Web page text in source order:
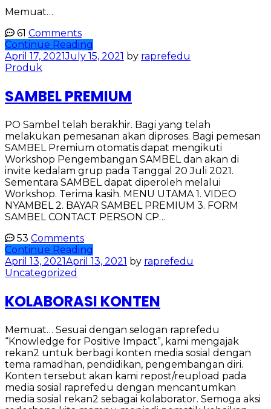
Memuat…
61 Comments
Continue Reading
April 17, 2021July 15, 2021 by raprefedu
Produk
SAMBEL PREMIUM
PO Sambel telah berakhir. Bagi yang telah
melakukan pemesanan akan diproses. Bagi pemesan
SAMBEL Premium otomatis dapat mengikuti
Workshop Pengembangan SAMBEL dan akan di
invite kedalam grup pada Tanggal 20 Juli 2021.
Sementara SAMBEL dapat diperoleh melalui
Workshop. Terima kasih. MENU UTAMA 1. VIDEO
NYAMBEL 2. BAYAR SAMBEL PREMIUM 3. FORM
SAMBEL CONTACT PERSON CP…
53 Comments
Continue Reading
April 13, 2021April 13, 2021 by raprefedu
Uncategorized
KOLABORASI KONTEN
Memuat… Sesuai dengan selogan raprefedu
“Knowledge for Positive Impact”, kami mengajak
rekan2 untuk berbagi konten media sosial dengan
tema ramadhan, pendidikan, pengembangan diri.
Konten tersebut akan kami repost/reupload pada
media sosial raprefedu dengan mencantumkan
media sosial rekan2 sebagai kolaborator. Semoga aksi